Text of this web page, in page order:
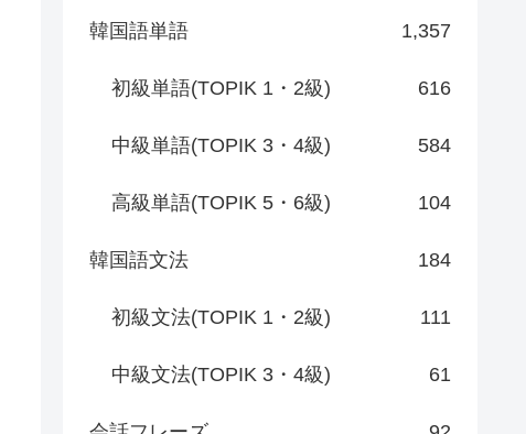
韓国語単語 1,357
初級単語(TOPIK 1・2級) 616
中級単語(TOPIK 3・4級) 584
高級単語(TOPIK 5・6級) 104
韓国語文法 184
初級文法(TOPIK 1・2級) 111
中級文法(TOPIK 3・4級) 61